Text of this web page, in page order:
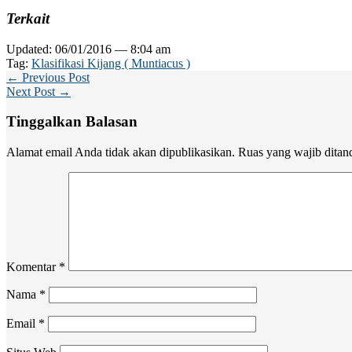
Terkait
Updated: 06/01/2016 — 8:04 am
Tag: Klasifikasi Kijang ( Muntiacus )
← Previous Post
Next Post →
Tinggalkan Balasan
Alamat email Anda tidak akan dipublikasikan. Ruas yang wajib
Komentar *
Nama *
Email *